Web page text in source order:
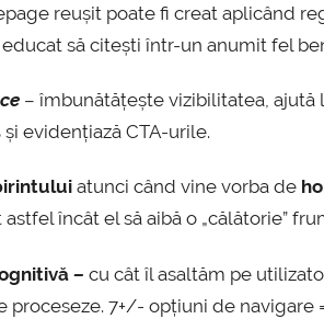
reușit poate fi creat aplicând
să citești într-un anumit fel
– îmbunătățește vizibilitatea, ajută
evidențiază CTA-urile.
atunci când vine vorba de
încât el să aibă o „călătorie”
– cu cât îl asaltăm pe
proceseze. 7+/- opțiuni de navigare